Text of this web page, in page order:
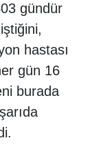
gündür
hastası
gün 16
burada